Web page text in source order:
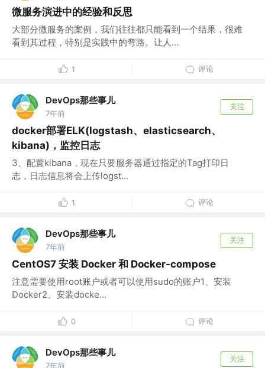
微服务演进中的经验和反思
大部分微服务的案例，我们往往都只能看到一个结果，很难
看到其过程，特别是实践中的弯路。让人...
1 评论
DevOps那些事儿
7年前
关注
docker部署ELK(logstash、elasticsearch、
kibana)，监控日志
3、配置kibana，现在只要服务器通过指定的Tag打印日
志，日志信息将会上传logst...
1 评论
DevOps那些事儿
7年前
关注
CentOS7 安装 Docker 和 Docker-compose
注意需要使用root账户或者可以使用sudo的账户1、安装
Docker2、安装docke...
0 评论
DevOps那些事儿
7年前
关注